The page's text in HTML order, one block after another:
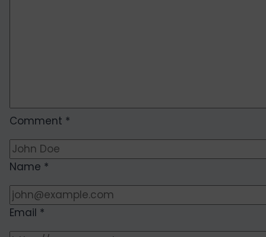
Comment *
Name *
Email *